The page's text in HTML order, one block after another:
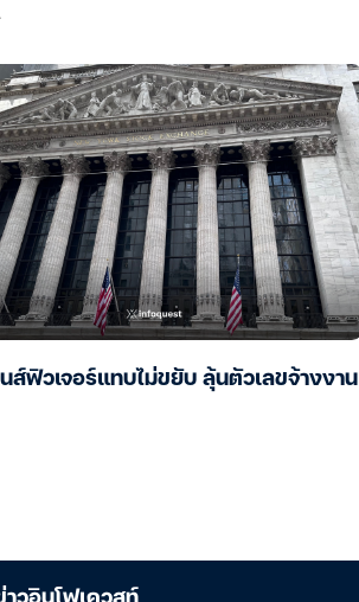
นส์ฟิวเจอร์แทบไม่ขยับ ลุ้นตัวเลขจ้างงาน